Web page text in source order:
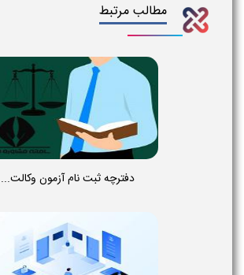
مطالب مرتبط
دفترچه ثبت نام آزمون وکالت...